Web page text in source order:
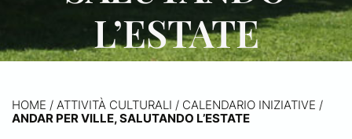
L’ESTATE
HOME / ATTIVITÀ CULTURALI / CALENDARIO INIZIATIVE /
ANDAR PER VILLE, SALUTANDO L’ESTATE